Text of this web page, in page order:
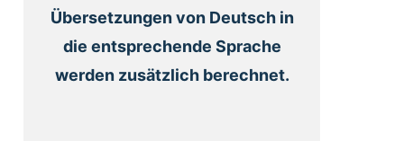
Übersetzungen von Deutsch in
die entsprechende Sprache
werden zusätzlich berechnet.